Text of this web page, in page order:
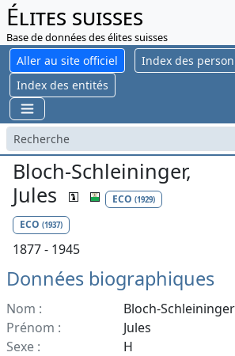
Élites suisses
Base de données des élites suisses
Aller au site officiel
Index des
Index des entités
Bloch-Schleininger,
Jules
ECO (1929)
ECO (1937)
1877 - 1945
Données biographiques
Nom :
Bloch-Schleininger
Prénom :
Jules
Sexe :
H